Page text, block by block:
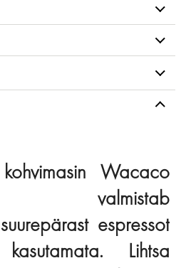
Wacaco
valmistab
espressot
Lihtsa